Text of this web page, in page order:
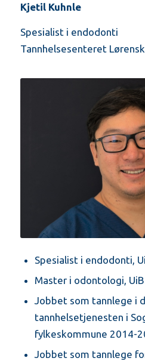
Kjetil Kuhnle
Spesialist i endodonti
Tannhelsesenteret
Spesialist i endodonti,
Master i odontologi,
Jobbet som tannlege i
tannhelsetjenesten i
fylkeskommune 2014-
Jobbet som tannlege